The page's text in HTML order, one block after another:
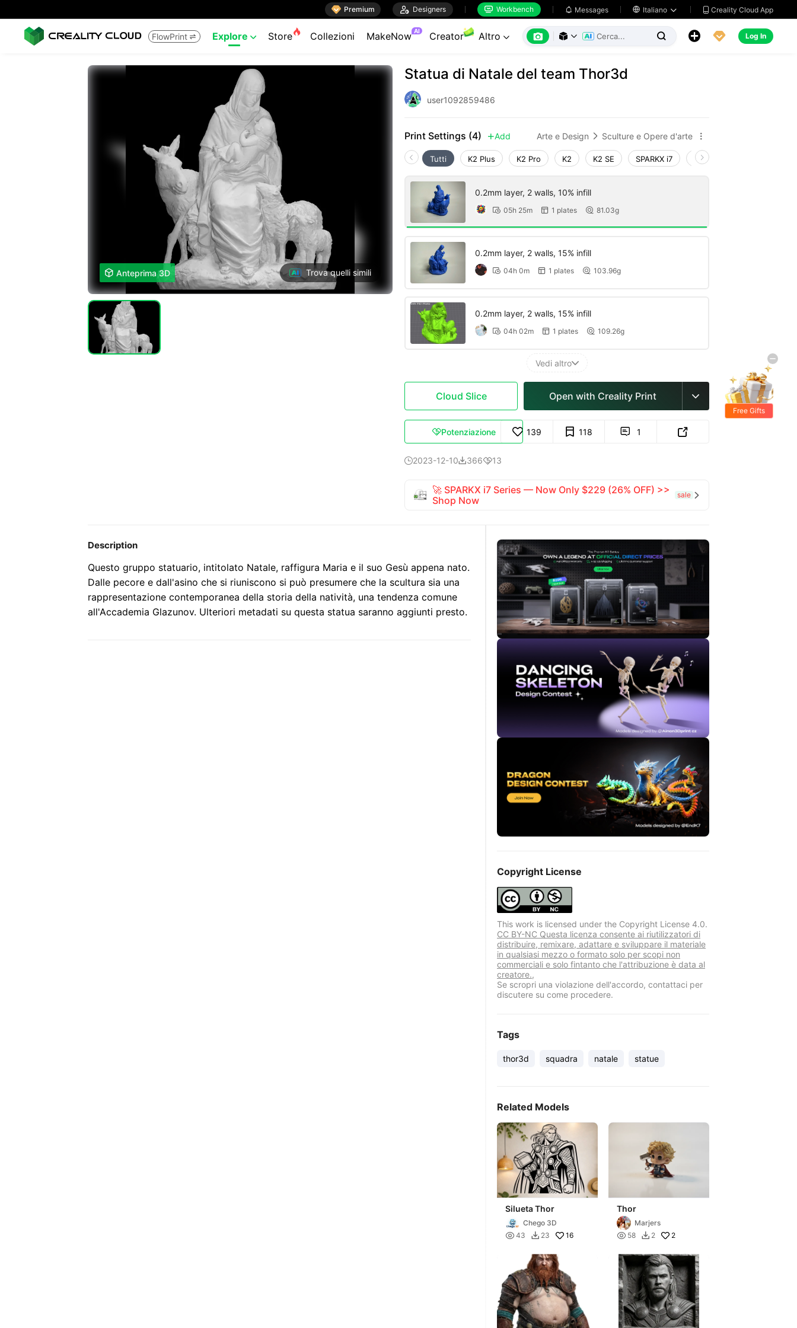
 Premium  Designers  Workbench  Messages  Italiano   Creality Cloud App
FlowPrint  Explore  Store Collezioni MakeNow AI Creator Altro        Log In
 Anteprima 3D Trova quelli simili
Statua di Natale del team Thor3d
user1092859486
Print Settings (4) Add Arte e Design  Sculture e Opere d'arte 
Tutti K2 Plus K2 Pro K2 K2 SE SPARKX i7 Creality Hi
0.2mm layer, 2 walls, 10% infill
 05h 25m  1 plates  81.03g
0.2mm layer, 2 walls, 15% infill
 04h 0m  1 plates  103.96g
0.2mm layer, 2 walls, 15% infill
 04h 02m  1 plates  109.26g
Vedi altro
Cloud Slice Open with Creality Print 
Potenziazione 139 118  1 
2023-12-1036613
🚀 SPARKX i7 Series — Now Only $229 (26% OFF) >>
Shop Now
sale 
Description
Questo gruppo statuario, intitolato Natale, raffigura Maria e il suo Gesù appena nato.
Dalle pecore e dall'asino che si riuniscono si può presumere che la scultura sia una
rappresentazione contemporanea della storia della natività, una tendenza comune
all'Accademia Glazunov. Ulteriori metadati su questa statua saranno aggiunti presto.
Copyright License
This work is licensed under the Copyright License 4.0.
CC BY-NC Questa licenza consente ai riutilizzatori di
distribuire, remixare, adattare e sviluppare il materiale
in qualsiasi mezzo o formato solo per scopi non
commerciali e solo fintanto che l'attribuzione è data al
creatore.,
Se scropri una violazione dell'accordo, contattaci per
discutere su come procedere.
Tags
thor3d squadra natale statue
Related Models
Silueta Thor
Chego 3D
 43  23 16
Thor
Marjers
 58  2 2
Free Gifts